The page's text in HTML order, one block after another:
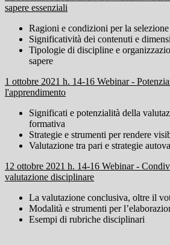
sapere essenziali
Ragioni e condizioni per la
Significatività dei contenuti e
Tipologie di discipline e
sapere
1 ottobre 2021 h. 14-16 Webinar -
l'apprendimento
Significati e potenzialità della
formativa
Strategie e strumenti per rendere
Valutazione tra pari e strategie
12 ottobre 2021 h. 14-16 Webinar -
valutazione disciplinare
La valutazione conclusiva, oltre il
Modalità e strumenti per
Esempi di rubriche disciplinari